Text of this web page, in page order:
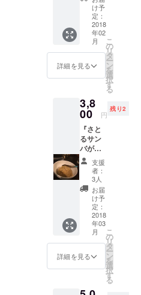
用して
おりま
す。 今
回娘さ
んが出
演なさ
ると言
う事で
る姿を
採りた
ての乳
から一
生懸命
丹精込
めて
作って
ます！
絶品の
一品！
是非と
もご賞
味下さ
い！ 内
容量
160g ※
け予
定：
2018
年02
月
詳細を見る
こ
の
リ
タ
ー
ン
を
選
択
す
る
3,8
00 円
残り2
『さと
るサン
バがあ
なたに
炒飯を
作りに
行きま
す！ さ
とるサ
ンバ実
は料理
が出来
るんで
す！ そ
の中で
意！！
支援
者：
3人
お届
け予
定：
2018
年03
月
詳細を見る
こ
の
リ
タ
ー
ン
を
選
択
す
る